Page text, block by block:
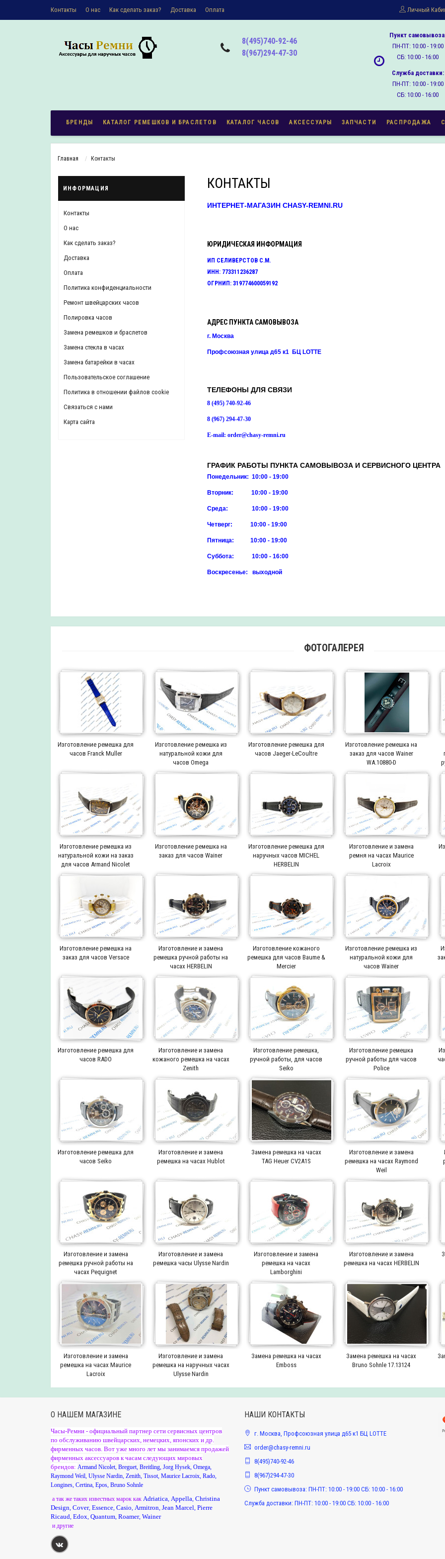
Контакты О наc Как сделать заказ? Доставка Оплата Личный
8(495)740-92-46
8(967)294-47-30
Пункт
ПН-ПТ: 10:00 - 19:00
СБ: 10:00 - 16:00
Служба доставки:
ПН-ПТ: 10:00 - 19:00
СБ: 10:00 - 16:00
БРЕНДЫ КАТАЛОГ РЕМЕШКОВ И БРАСЛЕТОВ КАТАЛОГ ЧАСОВ АКСЕССУАРЫ ЗАПЧАСТИ РАСПРОДАЖА
Главная Контакты
ИНФОРМАЦИЯ
Контакты
О наc
Как сделать заказ?
Доставка
Оплата
Политика конфиденциальности
Ремонт швейцарских часов
Полировка часов
Замена ремешков и браслетов
Замена стекла в часах
Замена батарейки в часах
Пользовательское соглашение
Политика в отношении файлов cookie
Связаться с нами
Карта сайта
КОНТАКТЫ
ИНТЕРНЕТ-МАГАЗИН CHASY-REMNI.RU
ЮРИДИЧЕСКАЯ ИНФОРМАЦИЯ
ИП СЕЛИВЕРСТОВ С.М.
ИНН: 773311236287
ОГРНИП: 319774600059192
АДРЕС ПУНКТА САМОВЫВОЗА
г. Москва
Профсоюзная улица д65 к1 БЦ LOTTE
ТЕЛЕФОНЫ ДЛЯ СВЯЗИ
8 (495) 740-92-46
8 (967) 294-47-30
E-mail: order@chasy-remni.ru
ГРАФИК РАБОТЫ ПУНКТА САМОВЫВОЗА И СЕРВИСНОГО ЦЕНТРА
Понедельник: 10:00 - 19:00
Вторник: 10:00 - 19:00
Среда: 10:00 - 19:00
Четверг: 10:00 - 19:00
Пятница: 10:00 - 19:00
Суббота: 10:00 - 16:00
Воскресенье: выходной
ФОТОГАЛЕРЕЯ
Изготовление ремешка для
часов Franck Muller
Изготовление ремешка из
натуральной кожи для
часов Omega
Изготовление ремешка для
часов Jaeger-LeCoultre
Изготовление ремешка на
заказ для часов Wainer
WA.10880-D
Изготовление ремешка из
натуральной кожи на заказ
для часов Armand Nicolet
Изготовление ремешка на
заказ для часов Wainer
Изготовление ремешка для
наручных часов MICHEL
HERBELIN
Изготовление и замена
ремня на часах Maurice
Lacroix
Изготовление ремешка на
заказ для часов Versace
Изготовление и замена
ремешка ручной работы на
часах HERBELIN
Изготовление кожаного
ремешка для часов Baume &
Mercier
Изготовление ремешка из
натуральной кожи для
часов Wainer
Изготовление ремешка для
часов RADO
Изготовление и замена
кожаного ремешка на часах
Zenith
Изготовление ремешка,
ручной работы, для часов
Seiko
Изготовление ремешка
ручной работы для часов
Police
Изготовление ремешка для
часов Seiko
Изготовление и замена
ремешка на часах Hublot
Замена ремешка на часах
TAG Heuer CV2A1S
Изготовление и замена
ремешка на часах Raymond
Weil
Изготовление и замена
ремешка ручной работы на
часах Pequignet
Изготовление и замена
ремешка часы Ulysse Nardin
Изготовление и замена
ремешка на часах
Lamborghini
Изготовление и замена
ремешка на часах HERBELIN
Изготовление и замена
ремешка на часах Maurice
Lacroix
Изготовление и замена
ремешка на наручных часах
Ulysse Nardin
Замена ремешка на часах
Emboss
Замена ремешка на часах
Bruno Sohnle 17.13124
О НАШЕМ МАГАЗИНЕ
Часы-Ремни - официальный партнер сети сервисных центров
по обслуживанию швейцарских, немецких, японских и др.
фирменных часов. Вот уже много лет мы занимаемся продажей
фирменных аксессуаров к часам следующих мировых
брендов: Armand Nicolet, Breguet, Breitling, Jorg Hysek, Omega,
Raymond Weil, Ulysse Nardin, Zenith, Tissot, Maurice Lacroix, Rado,
Longines, Certina, Epos, Bruno Sohnle
а так же таких известных марок как Adriatica, Appella, Christina
Design, Cover, Essence, Casio, Armitron, Jean Marcel, Pierre
Ricaud, Edox, Quantum, Roamer, Wainer
и другие
НАШИ КОНТАКТЫ
г. Москва, Профсоюзная улица д65 к1 БЦ LOTTE
order@chasy-remni.ru
8(495)740-92-46
8(967)294-47-30
Пункт самовывоза: ПН-ПТ: 10:00 - 19:00 СБ: 10:00 - 16:00
Служба доставки: ПН-ПТ: 10:00 - 19:00 СБ: 10:00 - 16:00